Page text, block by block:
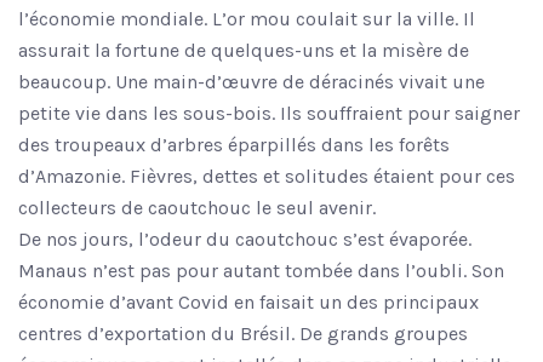
l’économie mondiale. L’or mou coulait sur la ville. Il
assurait la fortune de quelques-uns et la misère de
beaucoup. Une main-d’œuvre de déracinés vivait une
petite vie dans les sous-bois. Ils souffraient pour saigner
des troupeaux d’arbres éparpillés dans les forêts
d’Amazonie. Fièvres, dettes et solitudes étaient pour ces
collecteurs de caoutchouc le seul avenir.
De nos jours, l’odeur du caoutchouc s’est évaporée.
Manaus n’est pas pour autant tombée dans l’oubli. Son
économie d’avant Covid en faisait un des principaux
centres d’exportation du Brésil. De grands groupes